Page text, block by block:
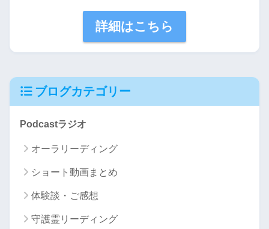
詳細はこちら
ブログカテゴリー
Podcastラジオ
オーラリーディング
ショート動画まとめ
体験談・ご感想
守護霊リーディング